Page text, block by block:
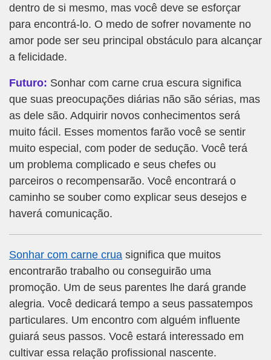
dentro de si mesmo, mas você deve se esforçar
para encontrá-lo. O medo de sofrer novamente no
amor pode ser seu principal obstáculo para alcançar
a felicidade.
Futuro: Sonhar com carne crua escura significa
que suas preocupações diárias não são sérias, mas
as dele são. Adquirir novos conhecimentos será
muito fácil. Esses momentos farão você se sentir
muito especial, com poder de sedução. Você terá
um problema complicado e seus chefes ou
parceiros o recompensarão. Você encontrará o
caminho se souber como explicar seus desejos e
haverá comunicação.
Sonhar com carne crua significa que muitos
encontrarão trabalho ou conseguirão uma
promoção. Um de seus parentes lhe dará grande
alegria. Você dedicará tempo a seus passatempos
particulares. Um encontro com alguém influente
guiará seus passos. Você estará interessado em
cultivar essa relação profissional nascente.